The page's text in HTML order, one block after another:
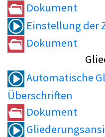
Dokument
Einstellung der
Dokument
Automatische
Überschriften
Dokument